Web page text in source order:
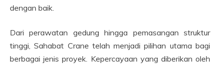
dengan baik.
Dari perawatan gedung hingga pemasangan struktur
tinggi, Sahabat Crane telah menjadi pilihan utama bagi
berbagai jenis proyek. Kepercayaan yang diberikan oleh